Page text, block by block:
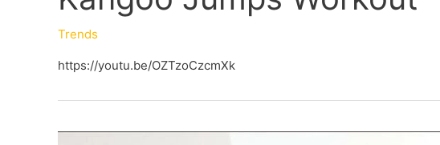
Trends
https://youtu.be/OZTzoCzcmXk